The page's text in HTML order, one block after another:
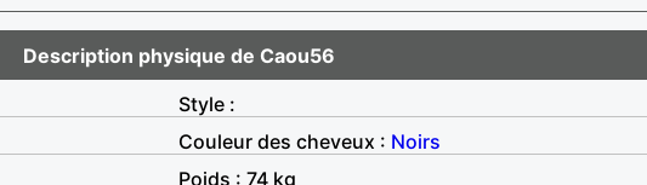
Description physique de Caou56
Style :
Couleur des cheveux : Noirs
Poids : 74 kg